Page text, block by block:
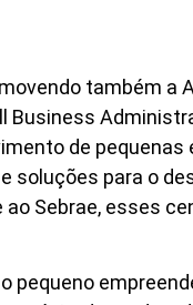
também
Business
de
soluções para o
ao Sebrae, esses
pequeno